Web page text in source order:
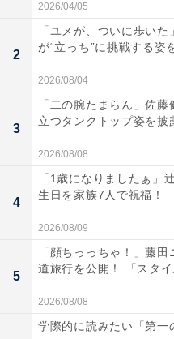
2026/04/05
2
「ユメが、ついに歩い
が“立っち”に挑戦する姿
2026/08/04
3
「二の腕たまらん」佐
立つタンクトップ姿を披
2026/08/08
4
「1歳になりましたぁ」
生日を家族7人で祝福！
2026/08/09
5
「顔ちっっちゃ！」藤
道旅行を公開！ 「スタ
2026/08/08
学際的に読みたい「第一